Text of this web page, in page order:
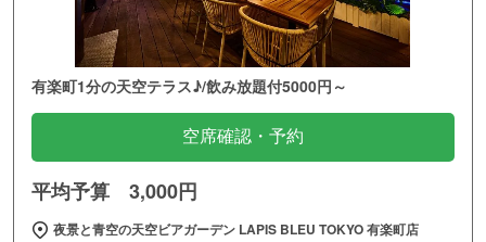
有楽町1分の天空テラス♪/飲み放題付5000円～
空席確認・予約
平均予算 3,000円
夜景と青空の天空ビアガーデン LAPIS BLEU TOKYO 有楽町店